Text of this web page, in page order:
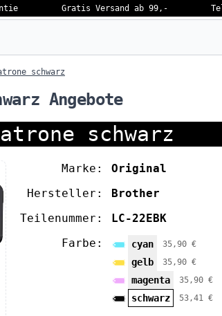
Gratis Versand ab 99,-
schwarz
Angebote
schwarz
Marke:
Original
Hersteller:
Brother
Teilenummer:
LC-22EBK
Farbe:
cyan 35,90 €
gelb 35,90 €
magenta 35,90 €
schwarz 53,41 €